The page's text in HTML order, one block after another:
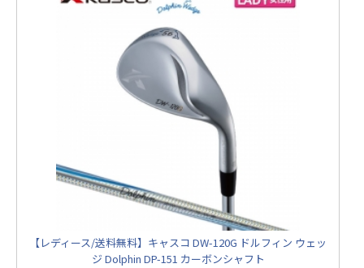
【レディース/送料無料】キャスコ DW-120G ドルフィン ウェッ
ジ Dolphin DP-151 カーボンシャフト